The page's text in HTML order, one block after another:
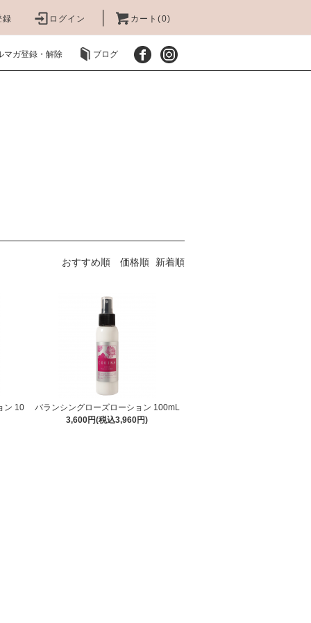
録 ログイン カート(0)
マガ登録・解除 ブログ
おすすめ順 価格順 新着順
ン 10
バランシングローズローション 100mL
3,600円(税込3,960円)